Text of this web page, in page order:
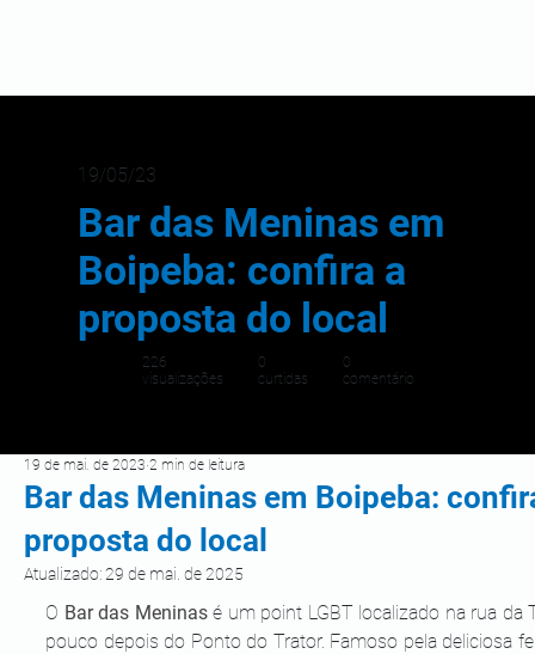
226
visualizações
0
curtidas
0
comentário
Bar das Meninas em
Boipeba: confira a
proposta do local
19/05/23
Bar das Meninas em Boipeba:
proposta do local
19 de mai. de 2023 2 min de leitura
Atualizado:29 de mai. de 2025
O Bar das Meninas é um point LGBT localizado na rua da
pouco depois do Ponto do Trator. Famoso pela deliciosa